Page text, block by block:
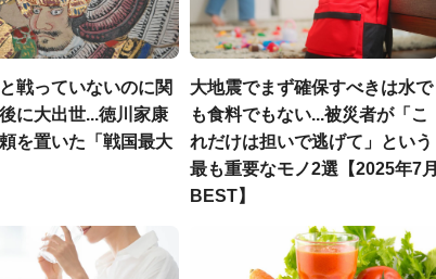
戦っていないのに関
に大出世...徳川家康
を置いた「戦国最大
大地震でまず確保すべきは水で
も食料でもない...被災者が「こ
れだけは担いで逃げて」という
最も重要なモノ2選【2025年7月
BEST】